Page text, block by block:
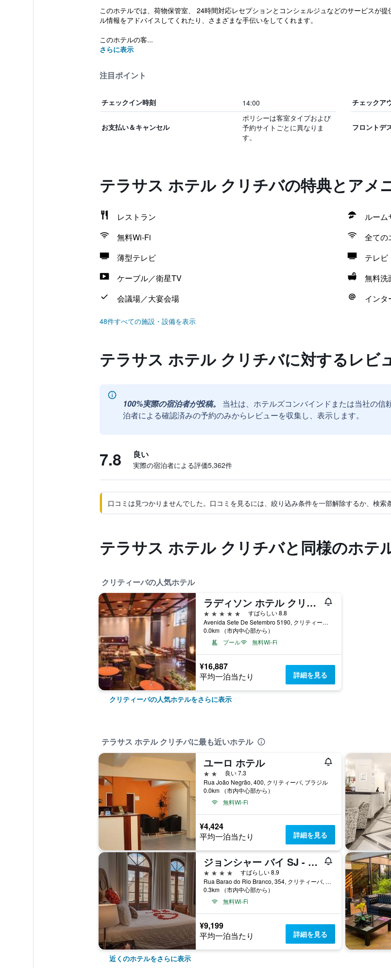
このホテルでは、荷物保管室、 24時間対応レセプションとコンシェルジュなどのサービスが
ル情報をアドバイスしてくれたり、さまざまな手伝いをしてくれます。
このホテルの客...
さらに表示
注目ポイント
チェックイン時刻 14:00 チェックア
お支払い＆キャンセル
ポリシーは客室タイプおよび
予約サイトごとに異なりま
す。
フロントデ
テラサス ホテル クリチバの特典とアメ
レストラン
ルーム
無料Wi-Fi
全ての
薄型テレビ
テレビ
ケーブル／衛星TV
無料洗
会議場／大宴会場
インタ
48件すべての施設・設備を表示
テラサス ホテル クリチバに対するレビ
100%実際の宿泊者が投稿。
当社は、ホテルズコンバインドまたは当社の
泊者による確認済みの予約のみからレビューを収集し、表示します。
7.8 良い
実際の宿泊者による評価5,362​件
口コミは見つかりませんでした。口コミを見るには、絞り込み条件を一部解除するか、検索
テラサス ホテル クリチバと同様のホテ
クリティーバの人気ホテル
ラディソン ホテル クリチバ
5つ星
すばらしい 8.8
Avenida Sete De Setembro 5190, クリティーバ, ブラジル
0.0km （市内中心部から）
プール
無料Wi-Fi
¥16,887
平均一泊当たり 詳細を見る
クリティーバの人気ホテルをさらに表示
テラサス ホテル クリチバに最も近いホテル
ユーロ ホテル
2つ星
良い 7.3
Rua João Negrão, 400, クリティーバ, ブラジル
0.0km （市内中心部から）
無料Wi-Fi
¥4,424
平均一泊当たり 詳細を見る
ジョンシャー バイ SJ - サン ジュアン クリチバ
4つ星
すばらしい 8.9
Rua Barao do Rio Branco, 354, クリティーバ, ブラジル
0.3km （市内中心部から）
無料Wi-Fi
¥9,199
平均一泊当たり 詳細を見る
近くのホテルをさらに表示